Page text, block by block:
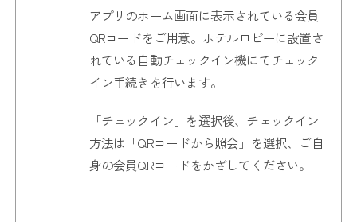
アプリのホーム画面に表示されている会員
QRコードをご用意。 ホテルロビーに設置さ
れている自動チェックイン機にてチェック
イン手続きを行います。
「チェックイン」を選択後、 チェックイン
方法は「QRコードから照会」を選択、 ご自
身の会員QRコードをかざしてください。